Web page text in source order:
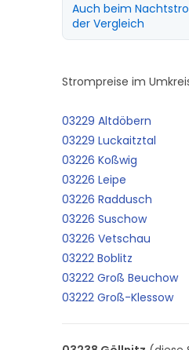
Auch beim
der Vergleich
Strompreise im
03229 Altdöbern
03229 Luckaitztal
03226 Koßwig
03226 Leipe
03226 Raddusch
03226 Suschow
03226 Vetschau
03222 Boblitz
03222 Groß Beuchow
03222 Groß-Klessow